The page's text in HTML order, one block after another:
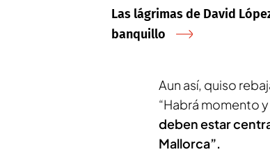
Las lágrimas de David
banquillo
Aun así, quiso
“Habrá momento
deben estar
Mallorca”.